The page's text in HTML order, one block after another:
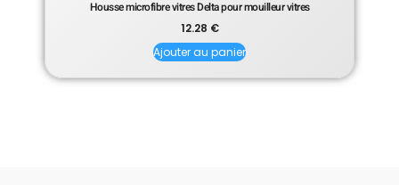
Housse microfibre vitres Delta pour mouilleur vitres
12.28 €
Ajouter au panier